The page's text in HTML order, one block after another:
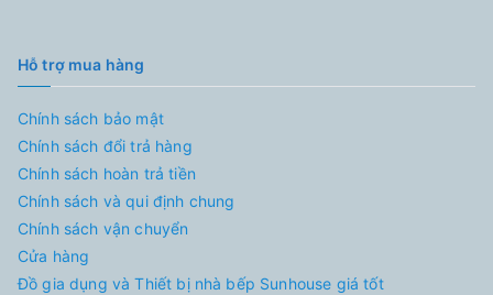
Hỗ trợ mua hàng
Chính sách bảo mật
Chính sách đổi trả hàng
Chính sách hoàn trả tiền
Chính sách và qui định chung
Chính sách vận chuyển
Cửa hàng
Đồ gia dụng và Thiết bị nhà bếp Sunhouse giá tốt